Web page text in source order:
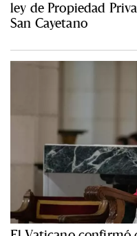
ley de Propiedad
San Cayetano